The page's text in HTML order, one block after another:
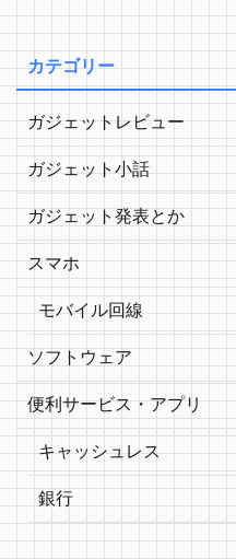
カテゴリー
ガジェットレビュー
ガジェット小話
ガジェット発表とか
スマホ
モバイル回線
ソフトウェア
便利サービス・アプリ
キャッシュレス
銀行